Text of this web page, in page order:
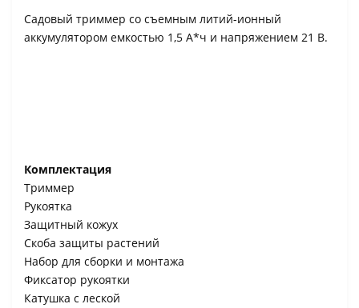
Садовый триммер со съемным литий-ионный
аккумулятором емкостью 1,5 А*ч и напряжением 21 В.
Комплектация
Триммер
Рукоятка
Защитный кожух
Скоба защиты растений
Набор для сборки и монтажа
Фиксатор рукоятки
Катушка с леской